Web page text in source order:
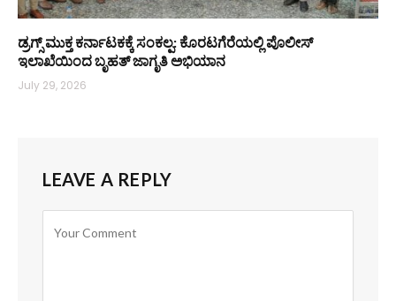
ಡ್ರಗ್ಸ್ ಮುಕ್ತ ಕರ್ನಾಟಕಕ್ಕೆ ಸಂಕಲ್ಪ: ಕೊರಟಗೆರೆಯಲ್ಲಿ ಪೊಲೀಸ್
ಇಲಾಖೆಯಿಂದ ಬೃಹತ್ ಜಾಗೃತಿ ಅಭಿಯಾನ
July 29, 2026
LEAVE A REPLY